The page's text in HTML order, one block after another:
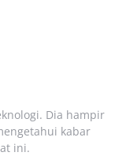
Dia hampir
kabar
ini.